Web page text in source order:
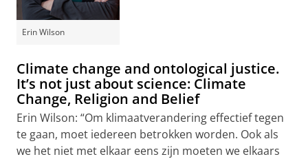
Erin Wilson
Climate change and ontological justice.
It’s not just about science: Climate
Change, Religion and Belief
Erin Wilson: “Om klimaatverandering effectief tegen
te gaan, moet iedereen betrokken worden. Ook als
we het niet met elkaar eens zijn moeten we elkaars